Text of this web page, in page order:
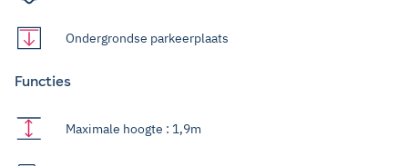
Ondergrondse parkeerplaats
Functies
Maximale hoogte : 1,9m